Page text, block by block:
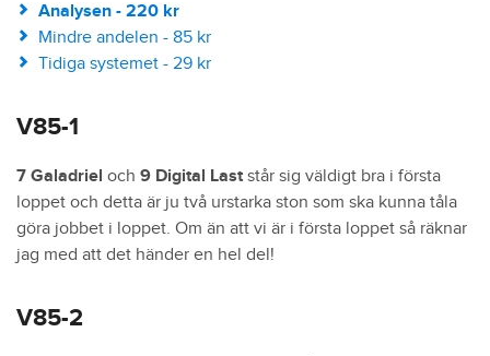
Analysen - 220 kr
Mindre andelen - 85 kr
Tidiga systemet - 29 kr
V85-1
7 Galadriel och 9 Digital Laststår sig väldigt bra i första
loppet och detta är ju två urstarka ston som ska kunna tåla
göra jobbet i loppet. Om än att vi är i första loppet så räknar
jag med att det händer en hel del!
V85-2